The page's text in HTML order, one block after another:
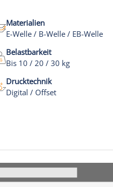
Materialien
E-Welle / B-Welle / EB-Welle
Belastbarkeit
Bis 10 / 20 / 30 kg
Drucktechnik
Digital / Offset